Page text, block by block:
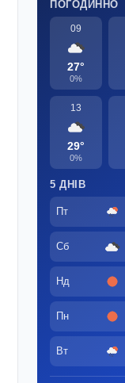
ПОГОДИННО
09
27°
0%
13
29°
0%
5 ДНІВ
Пт
Сб
Нд
Пн
Вт